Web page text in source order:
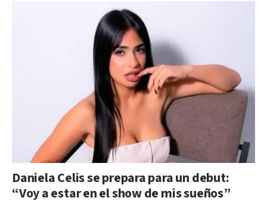
Daniela Celis se prepara para un debut:
“Voy a estar en el show de mis sueños”